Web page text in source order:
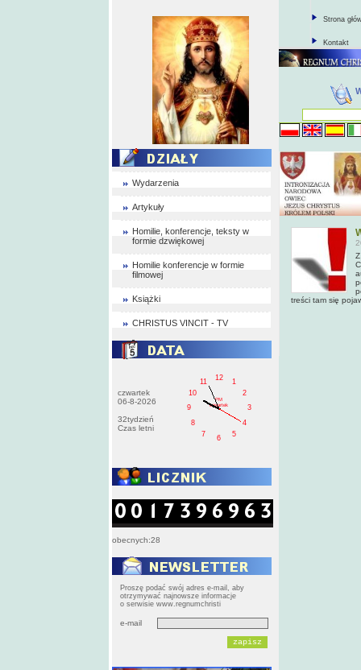
Wydarzenia
Artykuły
Homilie, konferencje, teksty w
formie dzwiękowej
Homilie konferencje w formie
filmowej
Książki
CHRISTUS VINCIT - TV
czwartek
06-8-2026
32tydzień
Czas letni
1
2
3
4
5
6
7
8
9
10
11
12
PM
czwartek
obecnych:28
Proszę podać swój adres e-mail, aby
otrzymywać najnowsze informacje
o serwisie www.regnumchristi
e-mail
Strona
Kontakt
treści tam się